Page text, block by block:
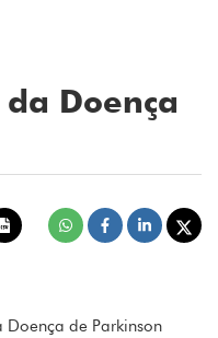
Doença
de Parkinson